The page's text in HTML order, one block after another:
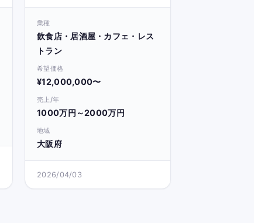
業種
飲食店・居酒屋・カフェ・レス
トラン
希望価格
¥12,000,000〜
売上/年
1000万円～2000万円
地域
大阪府
2026/04/03